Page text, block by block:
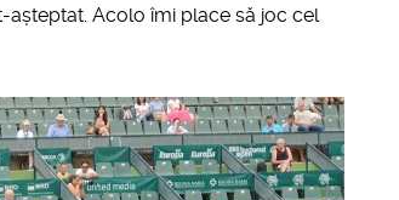
așteptat. Acolo îmi place să joc cel